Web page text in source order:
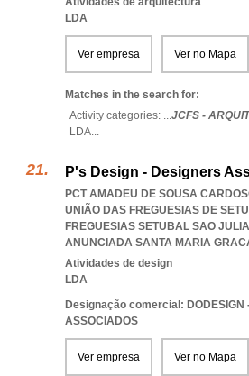
LDA
Ver empresa Ver no Mapa
Matches in the search for:
Activity categories: ...JCFS -
LDA...
P's Design - Designers
PCT AMADEU DE SOUSA
UNIÃO DAS FREGUESIAS DE
FREGUESIAS SETUBAL SAO
ANUNCIADA SANTA MARIA
Atividades de design
LDA
Designação comercial: DODESIGN
ASSOCIADOS
Ver empresa Ver no Mapa